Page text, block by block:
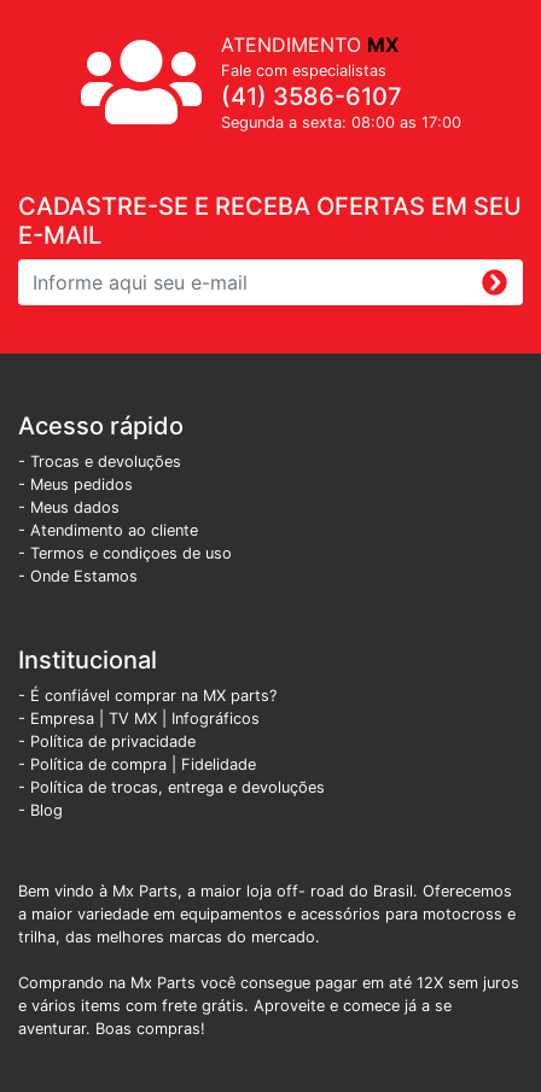
CADASTRE-SE E RECEBA OFERTAS EM SEU
E-MAIL
ATENDIMENTO MX
Fale com especialistas
(41) 3586-6107
Segunda a sexta: 08:00 as 17:00
Acesso rápido
- Trocas e devoluções
- Meus pedidos
- Meus dados
- Atendimento ao cliente
- Termos e condiçoes de uso
- Onde Estamos
Institucional
- É confiável comprar na MX parts?
- Empresa
TV MX
Infográficos
- Política de privacidade
- Política de compra | Fidelidade
- Política de trocas, entrega e devoluções
- Blog
Bem vindo à Mx Parts, a maior loja off- road do Brasil. Oferecemos
a maior variedade em equipamentos e acessórios para motocross e
trilha, das melhores marcas do mercado.
Comprando na Mx Parts você consegue pagar em até 12X sem juros
e vários items com frete grátis. Aproveite e comece já a se
aventurar. Boas compras!